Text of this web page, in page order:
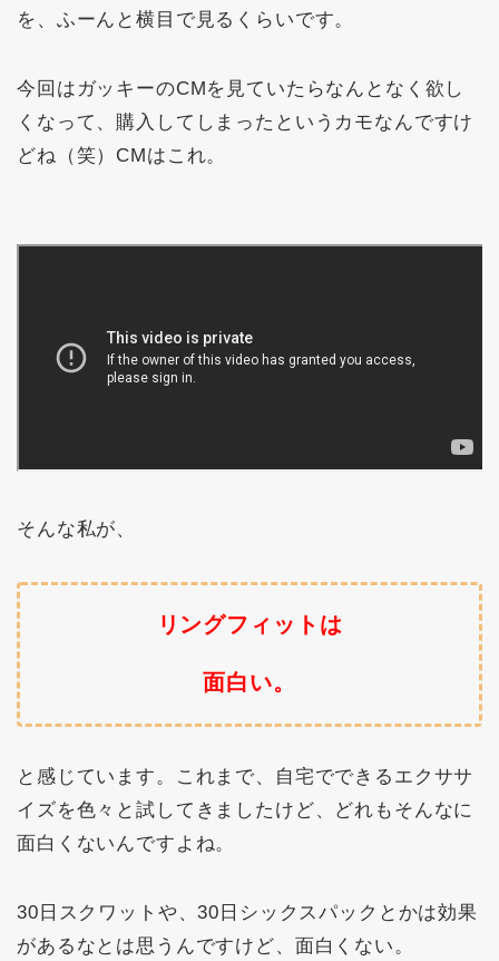
を、ふーんと横目で見るくらいです。
今回はガッキーのCMを見ていたらなんとなく欲し
くなって、購入してしまったというカモなんですけ
どね（笑）CMはこれ。
そんな私が、
リングフィットは
面白い。
と感じています。これまで、自宅でできるエクササ
イズを色々と試してきましたけど、どれもそんなに
面白くないんですよね。
30日スクワットや、30日シックスパックとかは効果
があるなとは思うんですけど、面白くない。